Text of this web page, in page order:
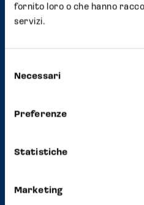
fornito loro o che hanno
servizi.
delNecessari
Preferenze
Statistiche
Marketing
Il Giardino nasce con
verde come fattore
sempre più esposto agli
riduzione della